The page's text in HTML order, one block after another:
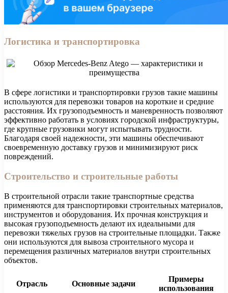
Логистика и транспортировка
В сфере логистики и транспортировки грузов такие машины
используются для перевозки товаров на короткие и средние
расстояния. Их грузоподъемность и маневренность позволяют
эффективно работать в условиях городской инфраструктуры,
где крупные грузовики могут испытывать трудности.
Благодаря своей надежности, эти машины обеспечивают
своевременную доставку грузов и минимизируют риск
повреждений.
Строительство и строительные работы
В строительной отрасли такие транспортные средства
применяются для транспортировки строительных материалов,
инструментов и оборудования. Их прочная конструкция и
высокая грузоподъемность делают их идеальными для
перевозки тяжелых грузов на строительные площадки. Также
они используются для вывоза строительного мусора и
перемещения различных материалов внутри строительных
объектов.
Отрасль Основные задачи
Примеры
использования